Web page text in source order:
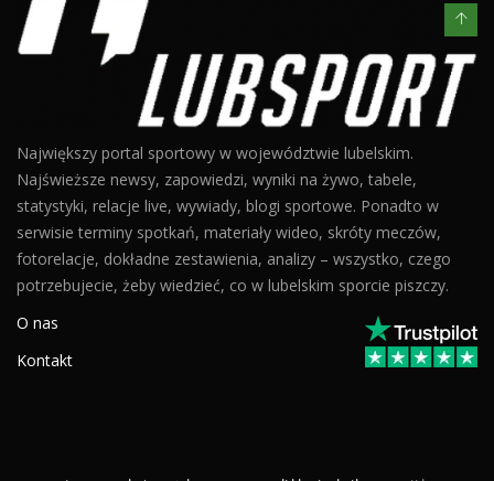
Największy portal sportowy w województwie lubelskim.
Najświeższe newsy, zapowiedzi, wyniki na żywo, tabele,
statystyki, relacje live, wywiady, blogi sportowe. Ponadto w
serwisie terminy spotkań, materiały wideo, skróty meczów,
fotorelacje, dokładne zestawienia, analizy – wszystko, czego
potrzebujecie, żeby wiedzieć, co w lubelskim sporcie piszczy.
O nas
Kontakt